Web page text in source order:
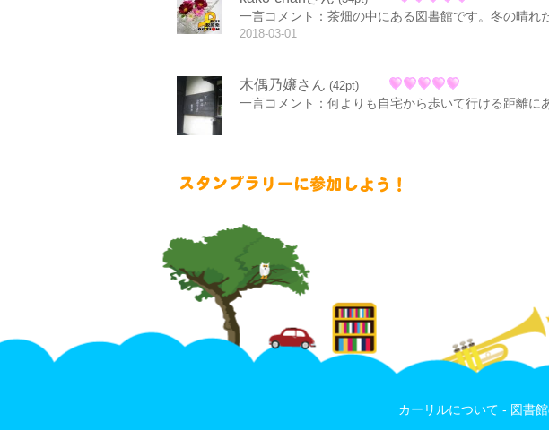
一言コメント：茶畑の中にある図書館です。冬の晴
2018-03-01
木偶乃嬢さん (42pt)
一言コメント：何よりも自宅から歩いて行ける距離
カーリルについて - 図書